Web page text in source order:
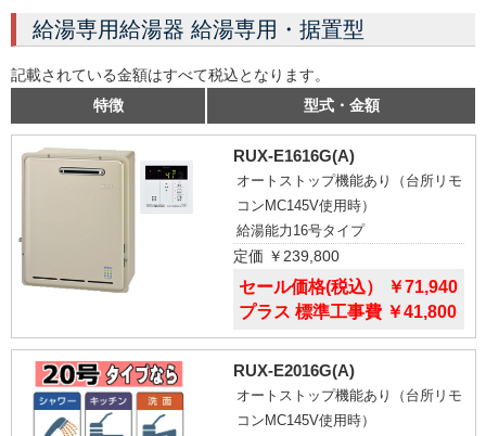
給湯専用給湯器 給湯専用・据置型
記載されている金額はすべて税込となります。
特徴
型式・金額
RUX-E1616G(A)
オートストップ機能あり（台所リモ
コンMC145V使用時）
給湯能力16号タイプ
定価 ￥239,800
セール価格(税込） ￥71,940
プラス 標準工事費 ￥41,800
RUX-E2016G(A)
オートストップ機能あり（台所リモ
コンMC145V使用時）